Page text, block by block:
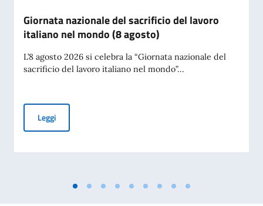
Giornata nazionale del sacrificio del lavoro
italiano nel mondo (8 agosto)
L’8 agosto 2026 si celebra la “Giornata nazionale del
sacrificio del lavoro italiano nel mondo”...
LeggiGiornata nazionale del sacrificio del lavoro italiano nel